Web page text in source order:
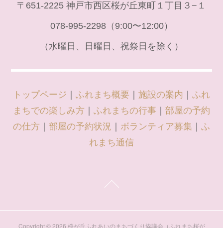
〒651-2225 神戸市西区桜が丘東町１丁目３−１
078-995-2298（9:00〜12:00）
（水曜日、日曜日、祝祭日を除く）
トップページ ふれまち概要 施設の案内
ふれ
まちでの楽しみ方
ふれまちの行事
部屋の予約
の仕方
部屋の予約状況 ボランティア募集
ふ
れまち通信
Copyright ©2026 桜が丘ふれあいのまちづくり協議会（ふれまち桜が